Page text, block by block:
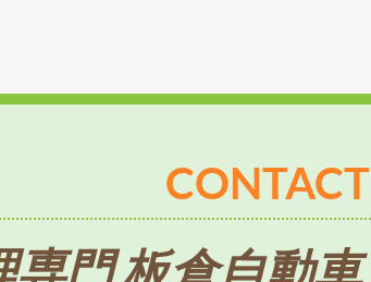
CONTACT
専門 板倉自動車